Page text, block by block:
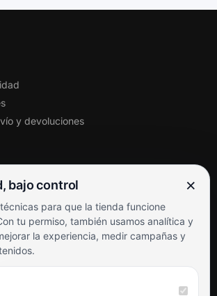
y devoluciones
bajo control ×
para que la tienda funcione
tu permiso, también usamos analítica y
la experiencia, medir campañas y